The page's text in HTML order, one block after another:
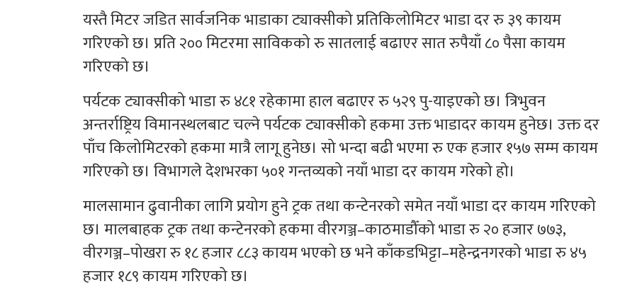
यस्तै मिटर जडित सार्वजनिक भाडाका ट्याक्सीको प्रतिकिलोमिटर भाडा दर रु ३९ कायम
गरिएको छ। प्रति २०० मिटरमा साविकको रु सातलाई बढाएर सात रुपैयाँ ८० पैसा कायम
गरिएको छ।
पर्यटक ट्याक्सीको भाडा रु ४८१ रहेकामा हाल बढाएर रु ५२९ पु-याइएको छ। त्रिभुवन
अन्तर्राष्ट्रिय विमानस्थलबाट चल्ने पर्यटक ट्याक्सीको हकमा उक्त भाडादर कायम हुनेछ। उक्त दर
पाँच किलोमिटरको हकमा मात्रै लागू हुनेछ। सो भन्दा बढी भएमा रु एक हजार १५७ सम्म कायम
गरिएको छ। विभागले देशभरका ५०१ गन्तव्यको नयाँ भाडा दर कायम गरेको हो।
मालसामान ढुवानीका लागि प्रयोग हुने ट्रक तथा कन्टेनरको समेत नयाँ भाडा दर कायम गरिएको
छ। मालबाहक ट्रक तथा कन्टेनरको हकमा वीरगञ्ज–काठमाडौँको भाडा रु २० हजार ७७३,
वीरगञ्ज–पोखरा रु १८ हजार ८८३ कायम भएको छ भने काँकडभिट्टा–महेन्द्रनगरको भाडा रु ४५
हजार १८९ कायम गरिएको छ।